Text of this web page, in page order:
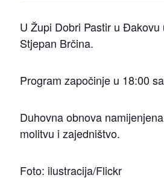
U Župi Dobri Pastir u
Stjepan Brčina.
Program započinje u 18:00
Duhovna obnova
molitvu i zajedništvo.
Foto: ilustracija/Flickr